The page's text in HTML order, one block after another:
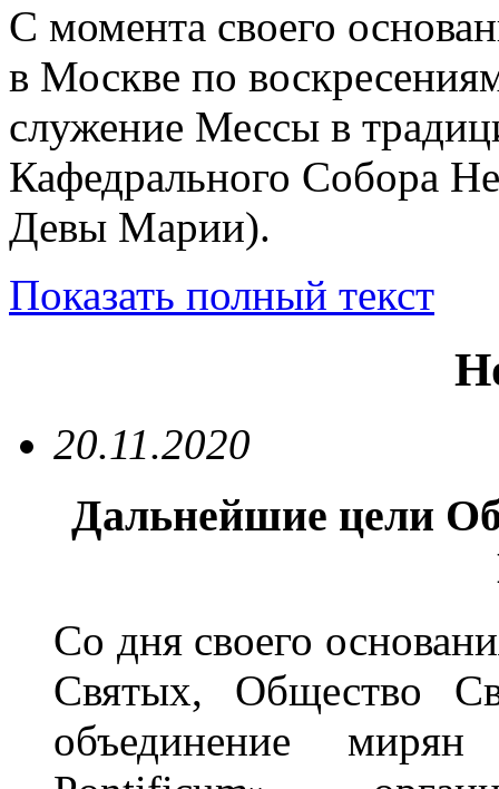
С момента своего
в Москве по
служение Мессы в
Кафедрального Собора
Девы Марии).
Показать полный текст
20.11.2020
Дальнейшие цели
Со дня своего
Святых, Общество
объединение